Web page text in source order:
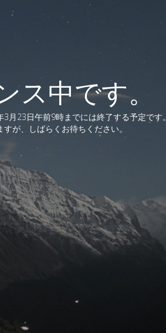
ス中です。
月23日午前9時までには終了する予定です。
が、しばらくお待ちください。